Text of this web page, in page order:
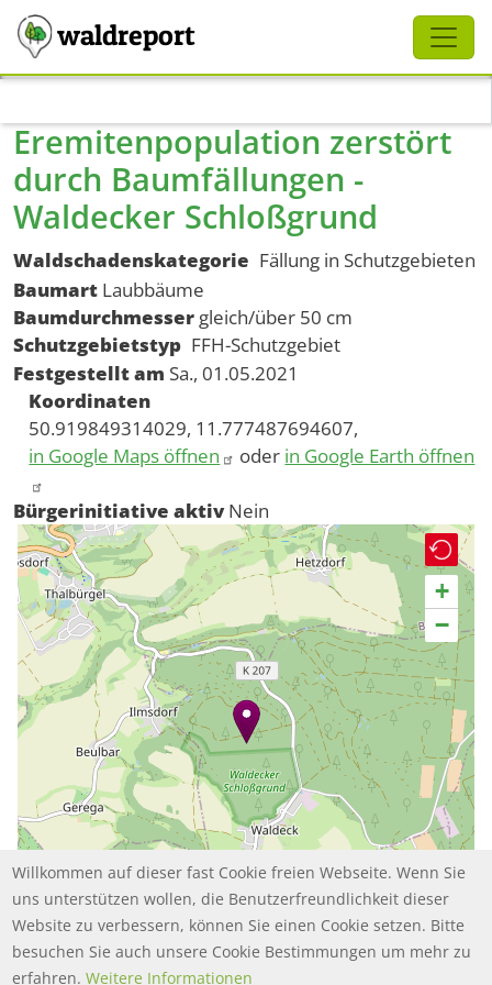
waldreport
Eremitenpopulation zerstört
durch Baumfällungen -
Waldecker Schloßgrund
Waldschadenskategorie Fällung in Schutzgebieten
Baumart Laubbäume
Baumdurchmesser gleich/über 50 cm
Schutzgebietstyp FFH-Schutzgebiet
Festgestellt am Sa., 01.05.2021
Koordinaten
50.919849314029, 11.777487694607,
in Google Maps öffnen
oder in Google Earth öffnen
Bürgerinitiative aktiv Nein
+
−
Leaflet | ©OpenStreetMapcontributors
Schliessen
Willkommen auf dieser fast Cookie freien Webseite. Wenn Sie
uns unterstützen wollen, die Benutzerfreundlichkeit dieser
Website zu verbessern, können Sie einen Cookie setzen. Bitte
besuchen Sie auch unsere Cookie Bestimmungen um mehr zu
erfahren. Weitere Informationen